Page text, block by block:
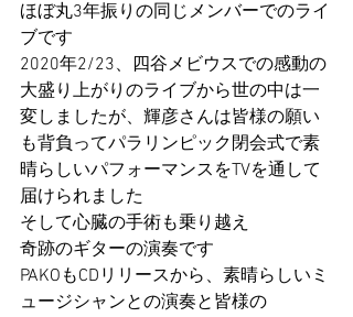
ほぼ丸3年振りの同じメンバーでのライ
ブです
2020年2/23、四谷メビウスでの感動の
大盛り上がりのライブから世の中は一
変しましたが、輝彦さんは皆様の願い
も背負ってパラリンピック閉会式で素
晴らしいパフォーマンスをTVを通して
届けられました
そして心臓の手術も乗り越え
奇跡のギターの演奏です
PAKOもCDリリースから、素晴らしいミ
ュージシャンとの演奏と皆様の